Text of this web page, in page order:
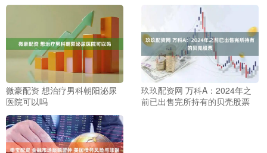
微豪配资 想治疗男科朝阳泌尿
医院可以吗
玖玖配资网 万科A：2024年之
前已出售完所持有的贝壳股票